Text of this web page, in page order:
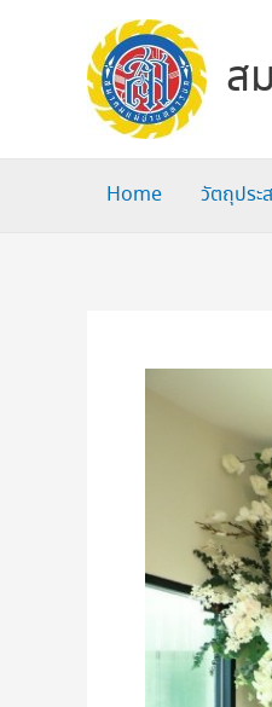
ส
Home วัตถุประ